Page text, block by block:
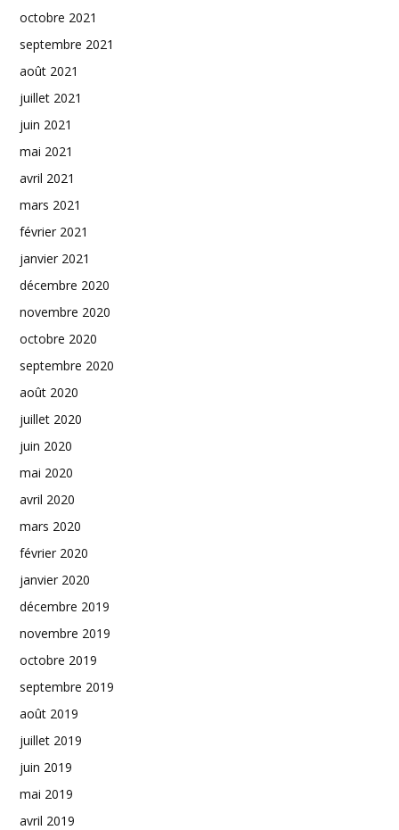
octobre 2021
septembre 2021
août 2021
juillet 2021
juin 2021
mai 2021
avril 2021
mars 2021
février 2021
janvier 2021
décembre 2020
novembre 2020
octobre 2020
septembre 2020
août 2020
juillet 2020
juin 2020
mai 2020
avril 2020
mars 2020
février 2020
janvier 2020
décembre 2019
novembre 2019
octobre 2019
septembre 2019
août 2019
juillet 2019
juin 2019
mai 2019
avril 2019